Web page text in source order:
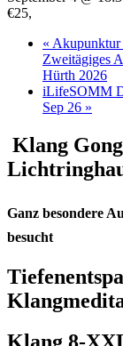
€25,
« Akupunktur
Zweitägiges
Hürth 2026
iLifeSOMM
Sep 26 »
Klang
Ganz besondere
besucht